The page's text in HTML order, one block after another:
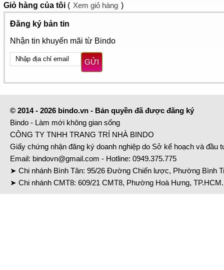
Giỏ hàng của tôi ( Xem giỏ hàng )
Đăng ký bản tin
Nhận tin khuyến mãi từ Bindo
GỬI
© 2014 - 2026 bindo.vn - Bản quyền đã được đăng ký
Bindo - Làm mới không gian sống
CÔNG TY TNHH TRANG TRÍ NHÀ BINDO
Giấy chứng nhận đăng ký doanh nghiệp do Sở kế hoạch và đầu
Email: bindovn@gmail.com - Hotline: 0949.375.775
➤ Chi nhánh Bình Tân: 95/26 Đường Chiến lược, Phường Bình
➤ Chi nhánh CMT8: 609/21 CMT8, Phường Hoà Hưng,